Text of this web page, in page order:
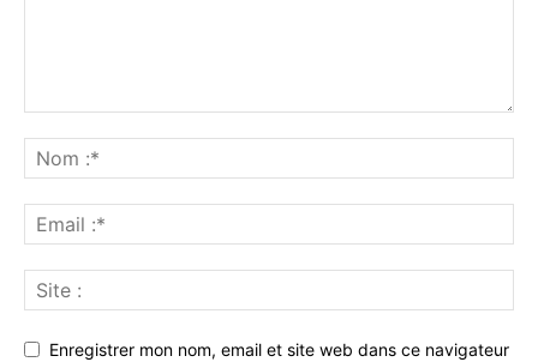
Enregistrer mon nom, email et site web dans ce navigateur